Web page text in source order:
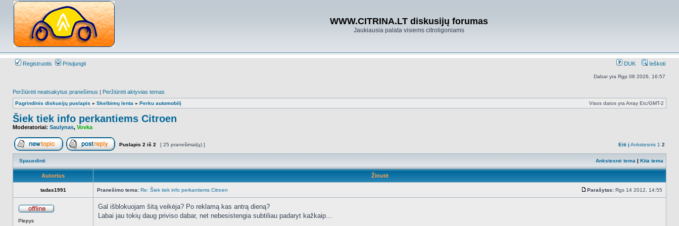
WWW.CITRINA.LT diskusijų forumas
Jaukiausia palata visiems citroligoniams
Registruotis Prisijungti DUK Ieškoti
Dabar yra Rgp 08 2026, 16:57
Peržiūrėti neatsakytus pranešimus | Peržiūrėti aktyvias temas
Pagrindinis diskusijų puslapis » Skelbimų lenta » Perku automobilį Visos datos yra Array Etc/GMT-2
Šiek tiek info perkantiems Citroen
Moderatoriai: Saulynas, Vovka
Naujos temos kūrimasAtsakyti į temą
Puslapis 2 iš 2 [ 25 pranešimai(ų) ] Eiti į Ankstesnis 1 2
Spausdinti Ankstesnė tema | Kita tema
Autorius Žinutė
tadas1991 Pranešimo tema: Re: Šiek tiek info perkantiems Citroen
Standartinė
Parašytas: Rgs 14 2012, 14:55
Plepys
Gal išblokuojam šitą veikėja? Po reklamą kas antrą dieną?
Labai jau tokių daug priviso dabar, net nebesistengia subtiliau padaryt kažkaip...